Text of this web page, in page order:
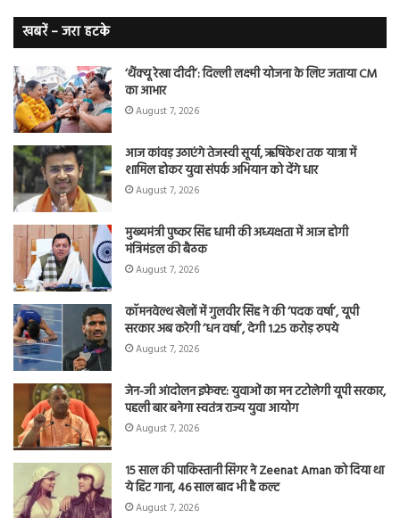
खबरें – जरा हटके
‘थैंक्यू रेखा दीदी’: दिल्ली लक्ष्मी योजना के लिए जताया CM
का आभार
August 7, 2026
आज कांवड़ उठाएंगे तेजस्वी सूर्या, ऋषिकेश तक यात्रा में
शामिल होकर युवा संपर्क अभियान को देंगे धार
August 7, 2026
मुख्यमंत्री पुष्कर सिंह धामी की अध्यक्षता में आज होगी
मंत्रिमंडल की बैठक
August 7, 2026
कॉमनवेल्थ खेलों में गुलवीर सिंह ने की ‘पदक वर्षा’, यूपी
सरकार अब करेगी ‘धन वर्षा’, देगी 1.25 करोड़ रुपये
August 7, 2026
जेन-जी आंदोलन इफेक्ट: युवाओं का मन टटोलेगी यूपी सरकार,
पहली बार बनेगा स्वतंत्र राज्य युवा आयोग
August 7, 2026
15 साल की पाकिस्तानी सिंगर ने Zeenat Aman को दिया था
ये हिट गाना, 46 साल बाद भी है कल्ट
August 7, 2026